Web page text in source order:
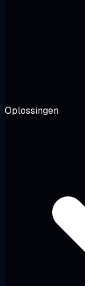
Oplossingen